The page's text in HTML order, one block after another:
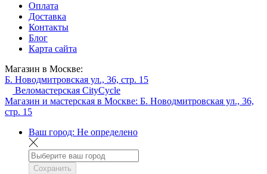
Оплата
Доставка
Контакты
Блог
Карта сайта
Магазин в Москве:
Б. Новодмитровская ул., 36, стр. 15
Веломастерская CityCycle
Магазин и мастерская в Москве: Б. Новодмитровская ул., 36,
стр. 15
Ваш город: Не определено
Сохранить